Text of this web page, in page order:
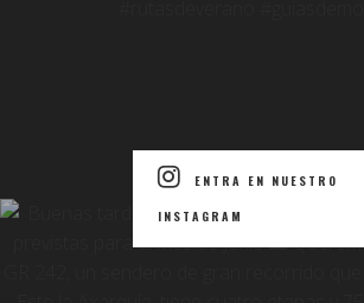
ENTRA EN NUESTRO
INSTAGRAM